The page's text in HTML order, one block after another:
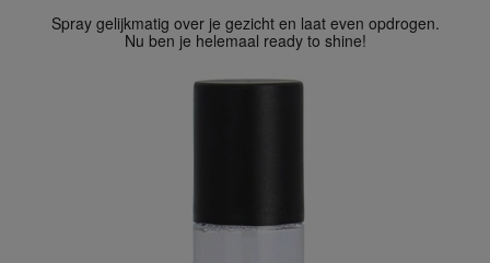
Spray gelijkmatig over je gezicht en laat even opdrogen.
Nu ben je helemaal ready to shine!